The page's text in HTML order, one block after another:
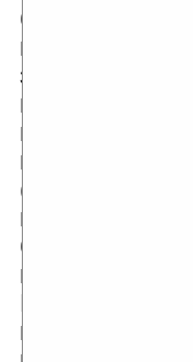
базе
индикатор
задачи (в
выбора
планировании
(просмотр на
более
Date Picker,